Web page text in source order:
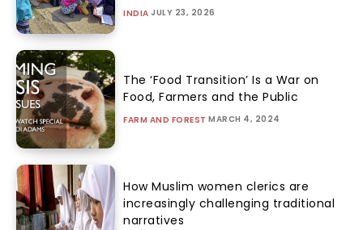
INDIA JULY 23, 2026
The ‘Food Transition’ Is a War on
Food, Farmers and the Public
FARM AND FOREST MARCH 4, 2024
How Muslim women clerics are
increasingly challenging traditional
narratives